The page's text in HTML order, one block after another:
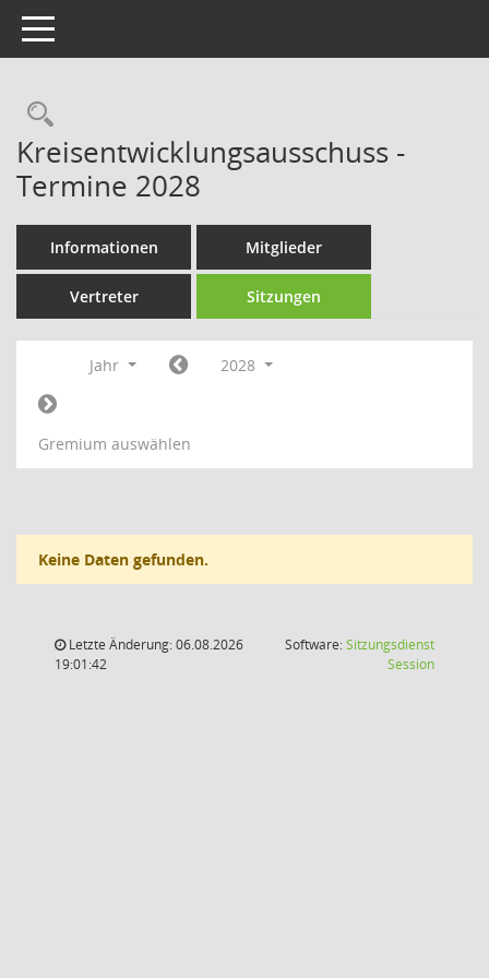
Toggle navigation
Rechercheauswahl
Kreisentwicklungsausschuss -
Termine 2028
Informationen Mitglieder
Vertreter Sitzungen
Jahr 2028
Gremium auswählen
Keine Daten gefunden.
Letzte Änderung: 06.08.2026
19:01:42
Software:Sitzungsdienst
Session(Wird in